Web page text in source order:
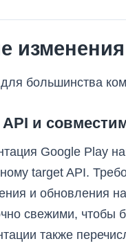
большинства
API и
Google Play
target API.
и обновления
свежими, чтобы
также